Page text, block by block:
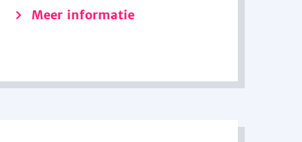
Meer informatie